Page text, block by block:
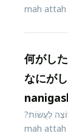
mah
何がし
なにが
לַעֲשׂוֹת?
mah